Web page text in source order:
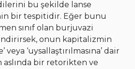
bu şekilde lanse
bir tespitidir. Eğer bunu
sınıf olan burjuvazi
onun kapitalizmin
veya ‘uysallaştırılmasına’ dair
aslında bir retorikten ve